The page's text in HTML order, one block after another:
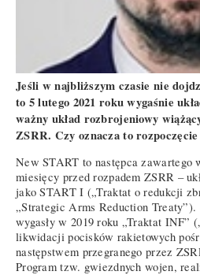
Jeśli w najbliższym czasie nie
to 5 lutego 2021 roku wygaśnie
ważny układ rozbrojeniowy
ZSRR. Czy oznacza to
New START to następca zawartego
miesięcy przed rozpadem ZSRR –
jako START I („Traktat o redukcji
„Strategic Arms Reduction
wygasły w 2019 roku „Traktat INF”
likwidacji pocisków rakietowych
następstwem przegranego przez
Program tzw. gwiezdnych wojen,